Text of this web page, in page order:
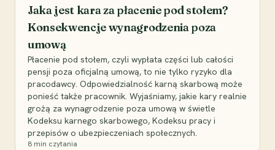
Jaka jest kara za płacenie pod stołem?
Konsekwencje wynagrodzenia poza
umową
Płacenie pod stołem, czyli wypłata części lub całości
pensji poza oficjalną umową, to nie tylko ryzyko dla
pracodawcy. Odpowiedzialność karną skarbową może
ponieść także pracownik. Wyjaśniamy, jakie kary realnie
grożą za wynagrodzenie poza umową w świetle
Kodeksu karnego skarbowego, Kodeksu pracy i
przepisów o ubezpieczeniach społecznych.
8 min czytania